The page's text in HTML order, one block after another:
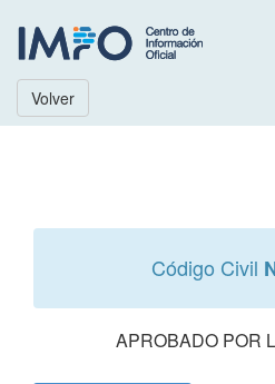
Volver
Código Civil
APROBADO POR